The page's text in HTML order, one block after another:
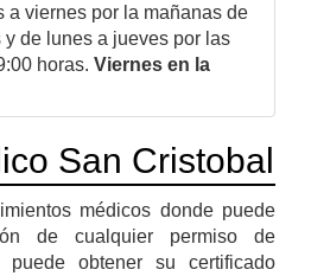
a viernes por la mañanas de
y de lunes a jueves por las
horas. Viernes en la
San Cristobal
médicos donde puede
de cualquier permiso de
puede obtener su certificado